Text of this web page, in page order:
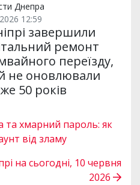
Днепра
12:59
завершили
ремонт
переїзду,
не оновлювали
50 років
та хмарний пароль: як
від зламу
на сьогодні, 10 червня
2026